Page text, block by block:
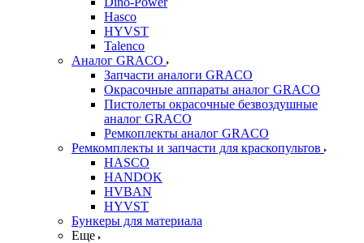
Hasco
HYVST
Talenco
Аналог GRACO
Запчасти аналоги GRACO
Окрасочные аппараты аналог GRACO
Пистолеты окрасочные безвоздушные
аналог GRACO
Ремкоплекты аналог GRACO
Ремкомплекты и запчасти для краскопультов
HASCO
HANDOK
HVBAN
HYVST
Бункеры для материала
Еще